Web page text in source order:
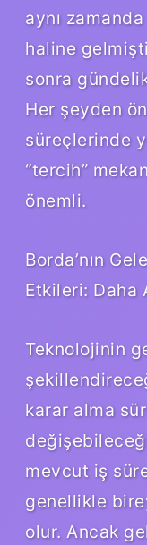
aynı
haline
sonra
Her şeyden
süreçlerinde
“tercih”
önemli.
Borda’nın
Etkileri: Daha
Teknolojinin
karar alma
mevcut iş
genellikle
olur. Ancak